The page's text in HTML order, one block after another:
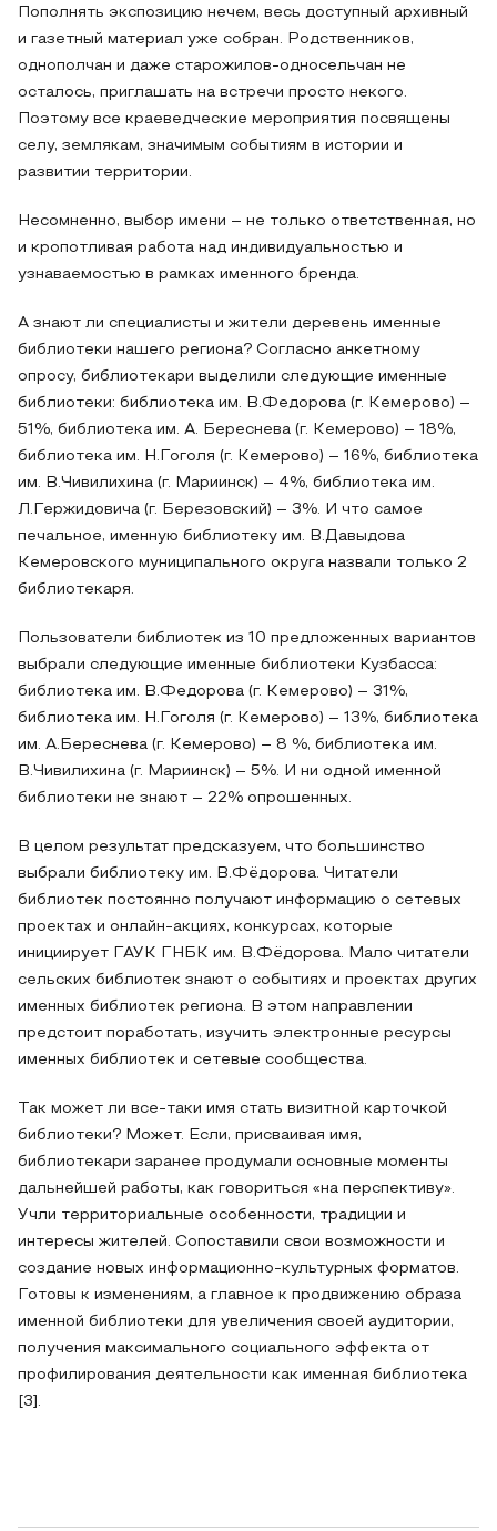
Пополнять экспозицию нечем, весь доступный архивный
и газетный материал уже собран. Родственников,
однополчан и даже старожилов-односельчан не
осталось, приглашать на встречи просто некого.
Поэтому все краеведческие мероприятия посвящены
селу, землякам, значимым событиям в истории и
развитии территории.
Несомненно, выбор имени – не только ответственная, но
и кропотливая работа над индивидуальностью и
узнаваемостью в рамках именного бренда.
А знают ли специалисты и жители деревень именные
библиотеки нашего региона? Согласно анкетному
опросу, библиотекари выделили следующие именные
библиотеки: библиотека им. В.Федорова (г. Кемерово) –
51%, библиотека им. А. Береснева (г. Кемерово) – 18%,
библиотека им. Н.Гоголя (г. Кемерово) – 16%, библиотека
им. В.Чивилихина (г. Мариинск) – 4%, библиотека им.
Л.Гержидовича (г. Березовский) – 3%. И что самое
печальное, именную библиотеку им. В.Давыдова
Кемеровского муниципального округа назвали только 2
библиотекаря.
Пользователи библиотек из 10 предложенных вариантов
выбрали следующие именные библиотеки Кузбасса:
библиотека им. В.Федорова (г. Кемерово) – 31%,
библиотека им. Н.Гоголя (г. Кемерово) – 13%, библиотека
им. А.Береснева (г. Кемерово) – 8 %, библиотека им.
В.Чивилихина (г. Мариинск) – 5%. И ни одной именной
библиотеки не знают – 22% опрошенных.
В целом результат предсказуем, что большинство
выбрали библиотеку им. В.Фёдорова. Читатели
библиотек постоянно получают информацию о сетевых
проектах и онлайн-акциях, конкурсах, которые
инициирует ГАУК ГНБК им. В.Фёдорова. Мало читатели
сельских библиотек знают о событиях и проектах других
именных библиотек региона. В этом направлении
предстоит поработать, изучить электронные ресурсы
именных библиотек и сетевые сообщества.
Так может ли все-таки имя стать визитной карточкой
библиотеки? Может. Если, присваивая имя,
библиотекари заранее продумали основные моменты
дальнейшей работы, как говориться «на перспективу».
Учли территориальные особенности, традиции и
интересы жителей. Сопоставили свои возможности и
создание новых информационно-культурных форматов.
Готовы к изменениям, а главное к продвижению образа
именной библиотеки для увеличения своей аудитории,
получения максимального социального эффекта от
профилирования деятельности как именная библиотека
[3].